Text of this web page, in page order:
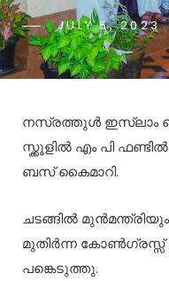
JULY 5, 2023
നസ്രത്തുൾ ഇസ്ലാം
സ്ക്കൂളിൽ എം പി
ബസ് കൈമാറി.
ചടങ്ങിൽ
മുതിർന്ന കോൺഗ്രസ്സ്
പങ്കെടുത്തു.